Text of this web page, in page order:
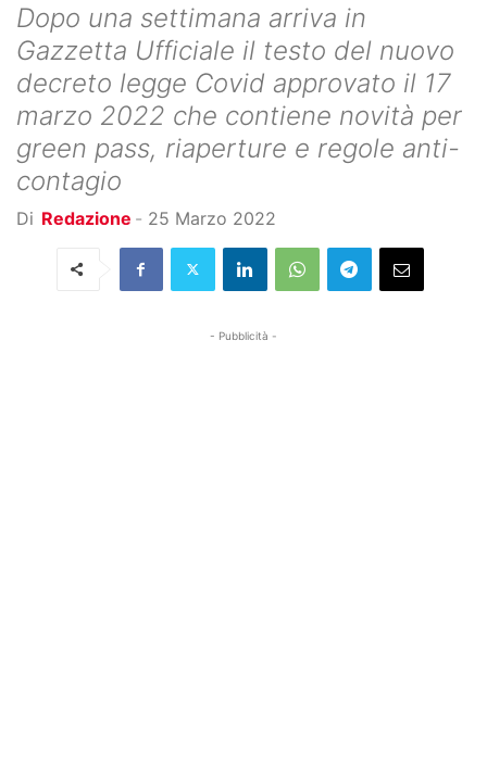
Dopo una settimana arriva in
Gazzetta Ufficiale il testo del nuovo
decreto legge Covid approvato il 17
marzo 2022 che contiene novità per
green pass, riaperture e regole anti-
contagio
Di Redazione - 25 Marzo 2022
- Pubblicità -